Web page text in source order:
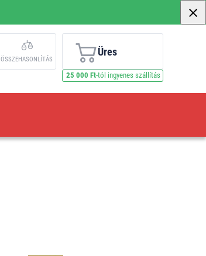
ÖSSZEHASONLÍTÁS
Üres
25 000 Ft-tól ingyenes szállítás